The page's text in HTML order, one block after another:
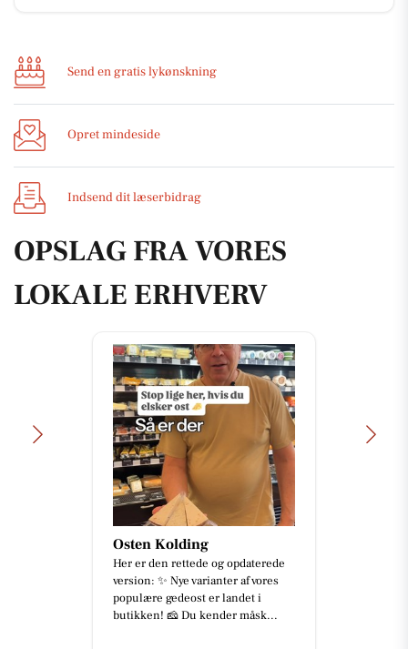
Send en gratis lykønskning
Opret mindeside
Indsend dit læserbidrag
OPSLAG FRA VORES
LOKALE ERHVERV
Osten Kolding
Her er den rettede og opdaterede
version: ✨ Nye varianter af vores
populære gedeost er landet i
butikken! 🧀 Du kender måsk...